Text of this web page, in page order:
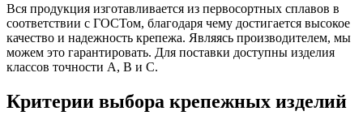
Вся продукция изготавливается из первосортных сплавов в
соответствии с ГОСТом, благодаря чему достигается высокое
качество и надежность крепежа. Являясь производителем, мы
можем это гарантировать. Для поставки доступны изделия
классов точности А, В и С.
Критерии выбора крепежных изделий